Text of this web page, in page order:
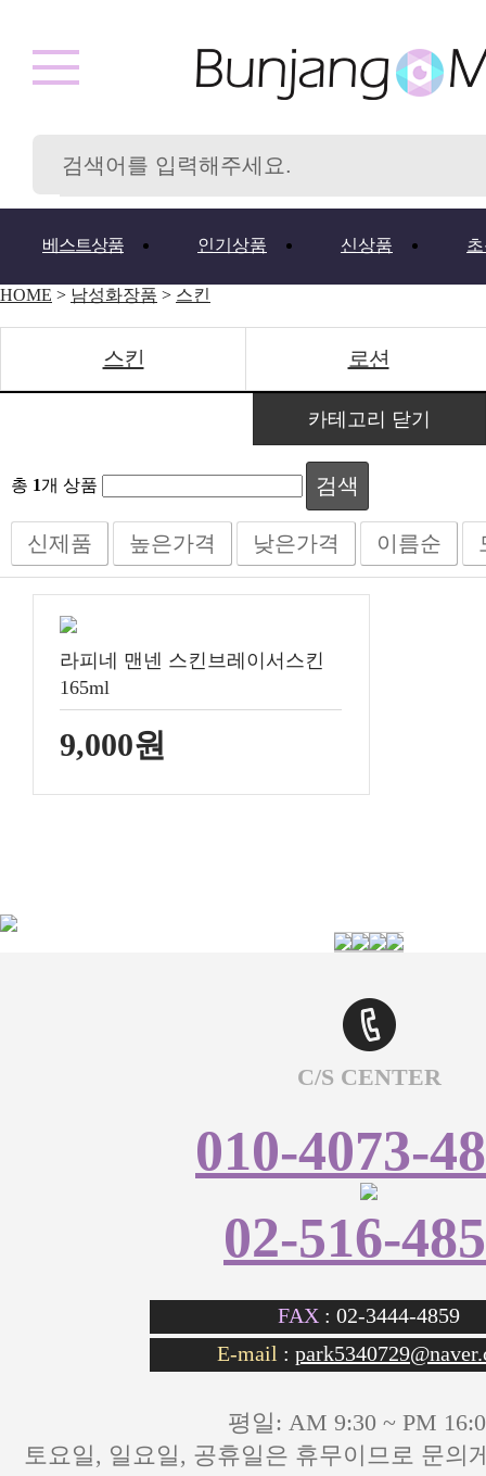
베스트상품 인기상품 신상품
HOME > 남성화장품 > 스킨
스킨 로션
카테고리 닫기
총 1개 상품 검색
신제품 높은가격 낮은가격 이름순
라피네 맨넨 스킨브레이서스킨
165ml
9,000원
C/S CENTER
010-4073-
02-516-
FAX : 02-3444-4859
E-mail :
평일: AM 9:30 ~ PM
토요일, 일요일, 공휴일은 휴무이므로 문의